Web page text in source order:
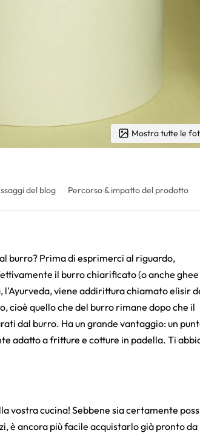
Mostra tutte le
del blog Percorso & impatto del prodotto
burro? Prima di esprimerci al riguardo,
il burro chiarificato (o anche ghee
viene addirittura chiamato elisir
cioè quello che del burro rimane dopo che il
dal burro. Ha un grande vantaggio: un
adatto a fritture e cotture in padella. Ti
vostra cucina! Sebbene sia certamente
è ancora più facile acquistarlo già pronto da